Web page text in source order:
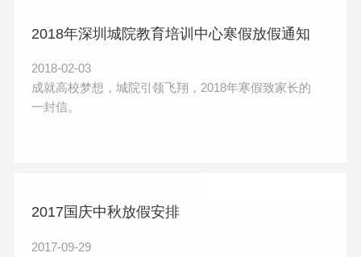
2018年深圳城院教育培训中心寒假放假通知
2018-02-03
成就高校梦想，城院引领飞翔，2018年寒假致家长的
一封信。
2017国庆中秋放假安排
2017-09-29